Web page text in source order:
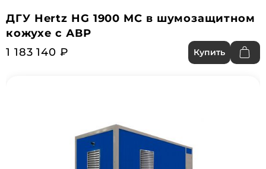
ДГУ Hertz HG 1900 MC в шумозащитном
кожухе с АВР
1 183 140 ₽
Купить